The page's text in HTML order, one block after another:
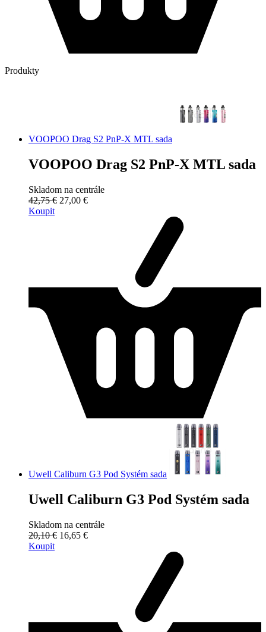
Produkty
VOOPOO Drag S2 PnP-X MTL sada
VOOPOO Drag S2 PnP-X MTL sada
Skladom na centrále
42,75 € 27,00 €
Koupit
Uwell Caliburn G3 Pod Systém sada
Uwell Caliburn G3 Pod Systém sada
Skladom na centrále
20,10 € 16,65 €
Koupit